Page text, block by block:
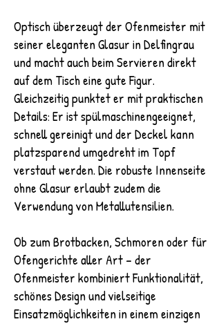
Optisch überzeugt der Ofenmeister mit
seiner eleganten Glasur in Delfingrau
und macht auch beim Servieren direkt
auf dem Tisch eine gute Figur.
Gleichzeitig punktet er mit praktischen
Details: Er ist spülmaschinengeeignet,
schnell gereinigt und der Deckel kann
platzsparend umgedreht im Topf
verstaut werden. Die robuste Innenseite
ohne Glasur erlaubt zudem die
Verwendung von Metallutensilien.
Ob zum Brotbacken, Schmoren oder für
Ofengerichte aller Art – der
Ofenmeister kombiniert Funktionalität,
schönes Design und vielseitige
Einsatzmöglichkeiten in einem einzigen